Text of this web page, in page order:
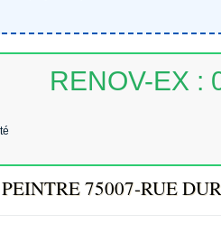
RENOV-EX :
75007-RUE